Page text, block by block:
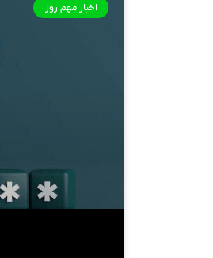
اخبار مهم روز